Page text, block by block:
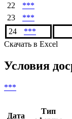
22
***
23
***
24
***
Скачать в Excel
Условия
***
Дата
Тип